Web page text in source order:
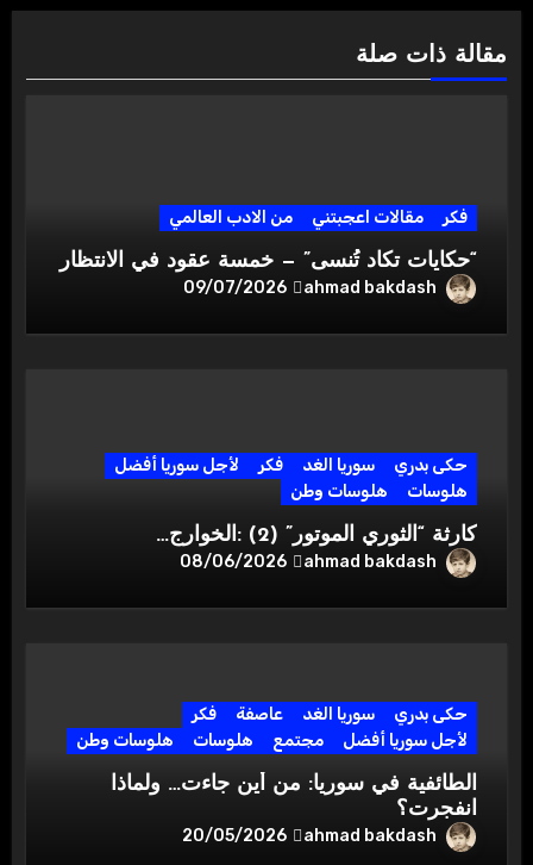
مقالة ذات صلة
فكر مقالات اعجبتني من الادب العالمي
“حكايات تكاد تُنسى” — خمسة عقود في الانتظار
ahmad bakdash
09/07/2026
حكى بدري سوريا الغد فكر
لأجل سوريا أفضل
هلوسات
هلوسات وطن
كارثة “الثوري الموتور” (2) :الخوارج…
ahmad bakdash
08/06/2026
حكى بدري سوريا الغد عاصفة
فكر
لأجل سوريا أفضل
مجتمع هلوسات هلوسات وطن
الطائفية في سوريا: من أين جاءت… ولماذا
انفجرت؟
ahmad bakdash
20/05/2026